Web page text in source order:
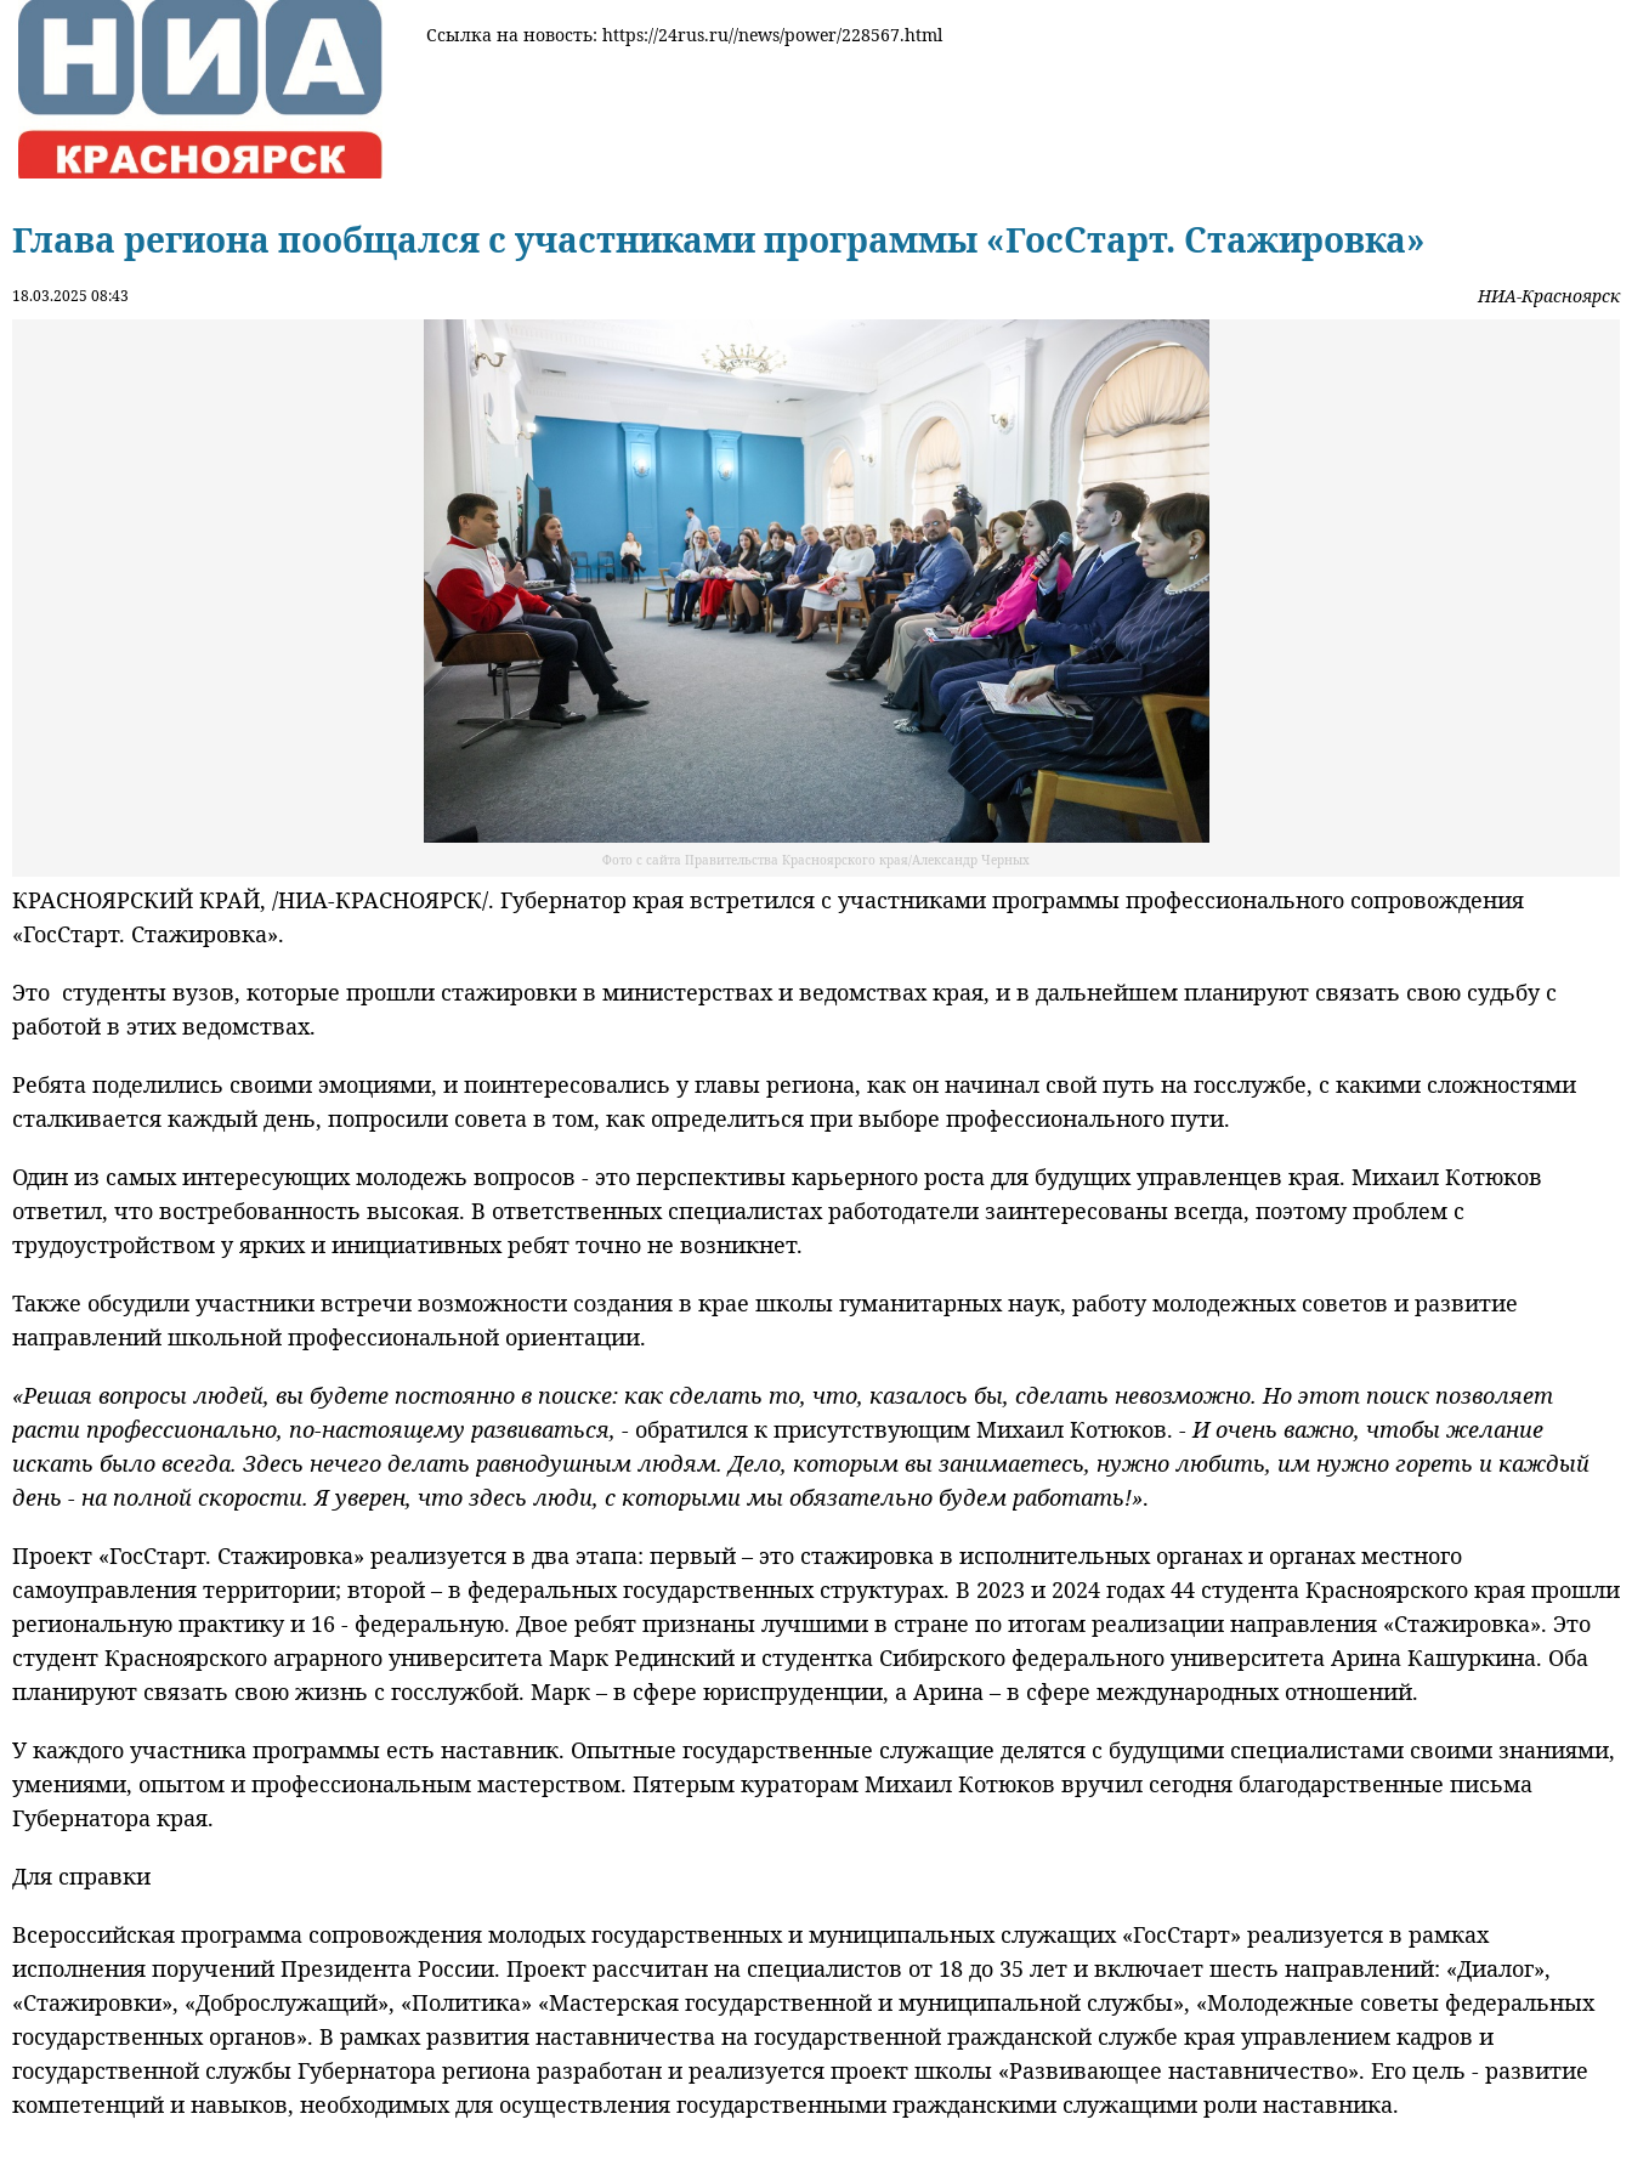
Ссылка на новость: https://24rus.ru//news/power/228567.html
Глава региона пообщался с участниками программы «ГосСтарт. Стажировка»
18.03.2025 08:43 НИА-Красноярск
Фото с сайта Правительства Красноярского края/Александр Черных
КРАСНОЯРСКИЙ КРАЙ, /НИА-КРАСНОЯРСК/. Губернатор края встретился с участниками программы профессионального сопровождения
«ГосСтарт. Стажировка».
Это студенты вузов, которые прошли стажировки в министерствах и ведомствах края, и в дальнейшем планируют связать свою судьбу с
работой в этих ведомствах.
Ребята поделились своими эмоциями, и поинтересовались у главы региона, как он начинал свой путь на госслужбе, с какими сложностями
сталкивается каждый день, попросили совета в том, как определиться при выборе профессионального пути.
Один из самых интересующих молодежь вопросов - это перспективы карьерного роста для будущих управленцев края. Михаил Котюков
ответил, что востребованность высокая. В ответственных специалистах работодатели заинтересованы всегда, поэтому проблем с
трудоустройством у ярких и инициативных ребят точно не возникнет.
Также обсудили участники встречи возможности создания в крае школы гуманитарных наук, работу молодежных советов и развитие
направлений школьной профессиональной ориентации.
«Решая вопросы людей, вы будете постоянно в поиске: как сделать то, что, казалось бы, сделать невозможно. Но этот поиск позволяет
расти профессионально, по-настоящему развиваться, - обратился к присутствующим Михаил Котюков. - И очень важно, чтобы желание
искать было всегда. Здесь нечего делать равнодушным людям. Дело, которым вы занимаетесь, нужно любить, им нужно гореть и каждый
день - на полной скорости. Я уверен, что здесь люди, с которыми мы обязательно будем работать!».
Проект «ГосСтарт. Стажировка» реализуется в два этапа: первый – это стажировка в исполнительных органах и органах местного
самоуправления территории; второй – в федеральных государственных структурах. В 2023 и 2024 годах 44 студента Красноярского края прошли
региональную практику и 16 - федеральную. Двое ребят признаны лучшими в стране по итогам реализации направления «Стажировка». Это
студент Красноярского аграрного университета Марк Рединский и студентка Сибирского федерального университета Арина Кашуркина. Оба
планируют связать свою жизнь с госслужбой. Марк – в сфере юриспруденции, а Арина – в сфере международных отношений.
У каждого участника программы есть наставник. Опытные государственные служащие делятся с будущими специалистами своими знаниями,
умениями, опытом и профессиональным мастерством. Пятерым кураторам Михаил Котюков вручил сегодня благодарственные письма
Губернатора края.
Для справки
Всероссийская программа сопровождения молодых государственных и муниципальных служащих «ГосСтарт» реализуется в рамках
исполнения поручений Президента России. Проект рассчитан на специалистов от 18 до 35 лет и включает шесть направлений: «Диалог»,
«Стажировки», «Доброслужащий», «Политика» «Мастерская государственной и муниципальной службы», «Молодежные советы федеральных
государственных органов». В рамках развития наставничества на государственной гражданской службе края управлением кадров и
государственной службы Губернатора региона разработан и реализуется проект школы «Развивающее наставничество». Его цель - развитие
компетенций и навыков, необходимых для осуществления государственными гражданскими служащими роли наставника.